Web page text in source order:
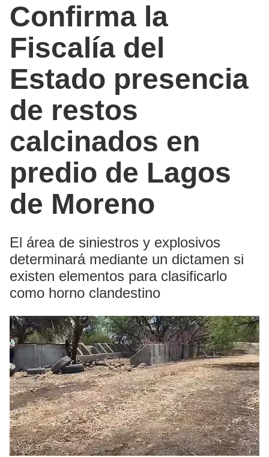
Confirma la
Fiscalía del
Estado presencia
de restos
calcinados en
predio de Lagos
de Moreno
El área de siniestros y explosivos
determinará mediante un dictamen si
existen elementos para clasificarlo
como horno clandestino